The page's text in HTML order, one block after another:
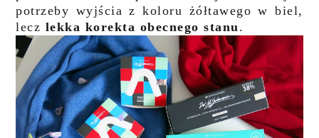
potrzeby wyjścia z koloru żółtawego w biel,
lecz lekka korekta obecnego stanu.